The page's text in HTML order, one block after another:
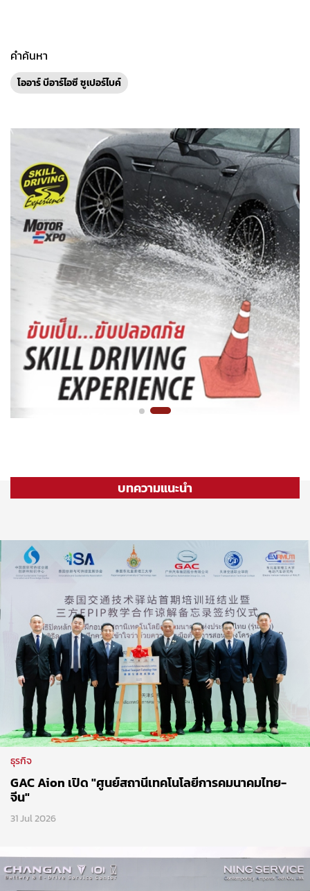
คำค้นหา
โออาร์ บีอาร์ไอซี ซูเปอร์ไบค์
บทความแนะนำ
ธุรกิจ
GAC Aion เปิด "ศูนย์สถานีเทคโนโลยีการคมนาคมไทย-
จีน"
31 Jul 2026